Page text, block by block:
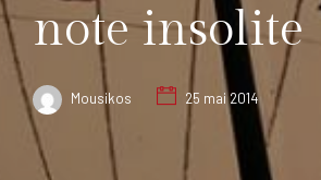
note insolite
Mousikos 25 mai 2014